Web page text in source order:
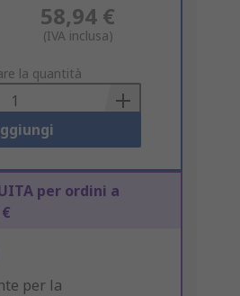
58,94 €
(IVA inclusa)
la quantità
per ordini a
per la